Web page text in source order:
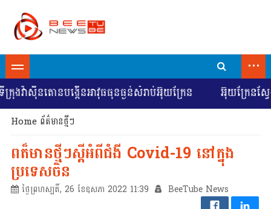
...
ាស៊ីនតោនបង្កើនអាវុធធុនធ្ងន់សំរាប់អ៊ុយក្រែន អ៊ុយក្រែនស្វែ
Home ព័ត៌មានថ្មីៗ
ពត៏មានថ្មីៗស្តីអំពីជំងី Covid-19 នៅក្នុង
ប្រទេសចិន
ថ្ងៃព្រហស្បតិ៍, 26 ខែឧសភា 2022 11:39 BeeTube News